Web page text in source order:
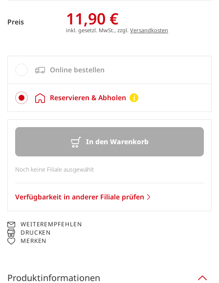
Preis 11,90 €
inkl. gesetzl. MwSt., zzgl. Versandkosten
Online bestellen
Reservieren & Abholen
In den Warenkorb
Noch keine Filiale ausgewählt
Verfügbarkeit in anderer Filiale prüfen
WEITEREMPFEHLEN
DRUCKEN
MERKEN
Produktinformationen